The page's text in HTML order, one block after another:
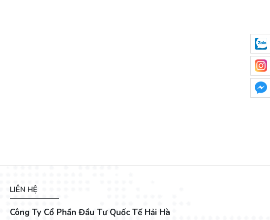
LIÊN HỆ
Công Ty Cổ Phần Đầu Tư Quốc Tế Hải Hà